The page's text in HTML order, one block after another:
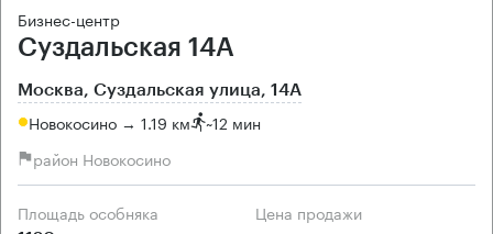
Бизнес-центр
Суздальская 14А
Москва, Суздальская улица, 14А
Новокосино → 1.19 км ~12 мин
район Новокосино
Площадь особняка Цена продажи